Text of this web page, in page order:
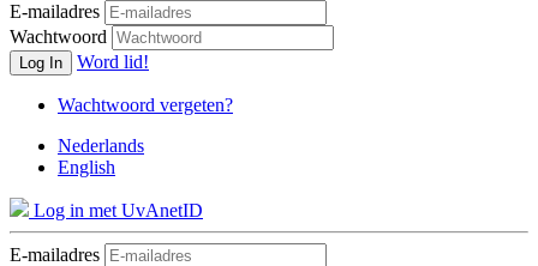
E-mailadres
Wachtwoord
Log In Word lid!
Wachtwoord vergeten?
Nederlands
English
Log in met UvAnetID
E-mailadres